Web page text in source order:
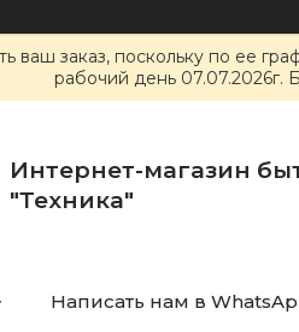
ваш заказ, поскольку по ее
рабочий день 07.07.2026г.
Интернет-магазин
"Техника"
Написать нам в